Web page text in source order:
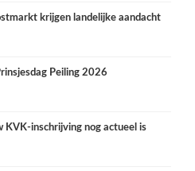
krijgen landelijke aandacht
Peiling 2026
KVK-inschrijving nog actueel is